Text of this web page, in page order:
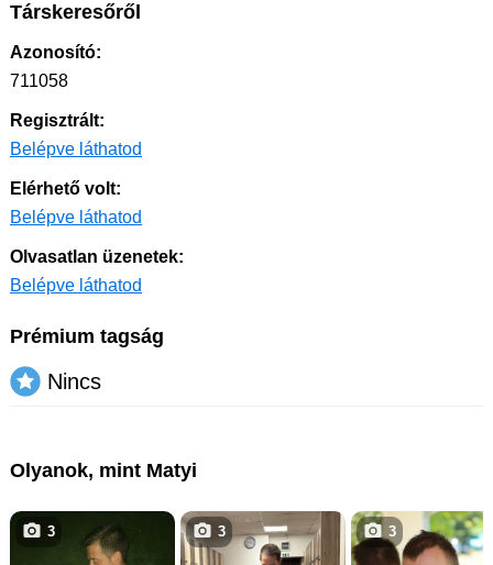
Társkeresőről
Azonosító:
711058
Regisztrált:
Belépve láthatod
Elérhető volt:
Belépve láthatod
Olvasatlan üzenetek:
Belépve láthatod
Prémium tagság
Nincs
Olyanok, mint Matyi
3 3 3